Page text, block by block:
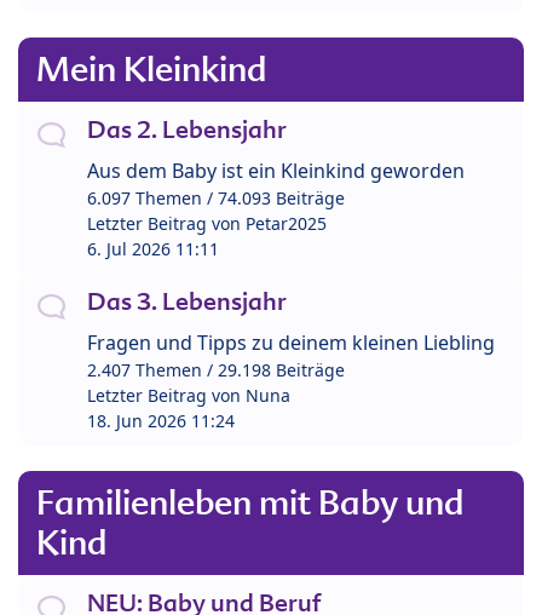
Mein Kleinkind
Das 2. Lebensjahr
Aus dem Baby ist ein Kleinkind geworden
6.097 Themen / 74.093 Beiträge
Letzter Beitrag von Petar2025
6. Jul 2026 11:11
Das 3. Lebensjahr
Fragen und Tipps zu deinem kleinen Liebling
2.407 Themen / 29.198 Beiträge
Letzter Beitrag von Nuna
18. Jun 2026 11:24
Familienleben mit Baby und
Kind
NEU: Baby und Beruf